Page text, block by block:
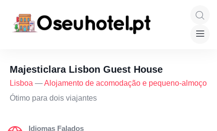
Majesticlara Lisbon Guest House
Lisboa —Alojamento de acomodação e pequeno-almoço
Ótimo para dois viajantes
Idiomas Falados